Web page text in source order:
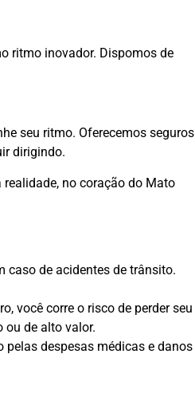
ritmo inovador. Dispomos de
seu ritmo. Oferecemos seguros
dirigindo.
realidade, no coração do Mato
caso de acidentes de trânsito.
você corre o risco de perder seu
ou de alto valor.
pelas despesas médicas e danos